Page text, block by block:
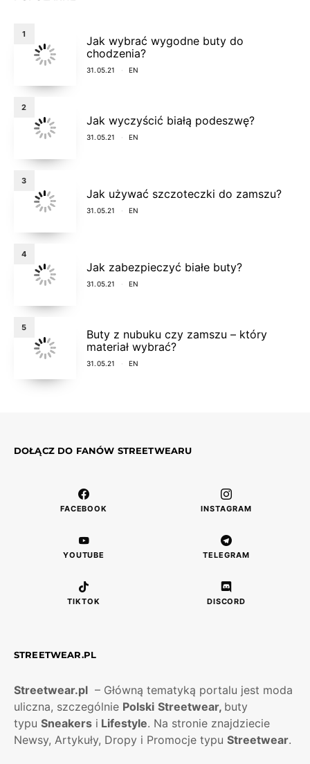
1
Jak wybrać wygodne buty do
chodzenia?
31.05.21 EN
2
Jak wyczyścić białą podeszwę?
31.05.21 EN
3
Jak używać szczoteczki do zamszu?
31.05.21 EN
4
Jak zabezpieczyć białe buty?
31.05.21 EN
5
Buty z nubuku czy zamszu – który
materiał wybrać?
31.05.21 EN
DOŁĄCZ DO FANÓW STREETWEARU
FACEBOOK INSTAGRAM
YOUTUBE TELEGRAM
TIKTOK DISCORD
STREETWEAR.PL
Streetwear.pl – Główną tematyką portalu jest moda
uliczna, szczególnie Polski Streetwear, buty
typu Sneakers i Lifestyle. Na stronie znajdziecie
Newsy, Artykuły, Dropy i Promocje typu Streetwear.